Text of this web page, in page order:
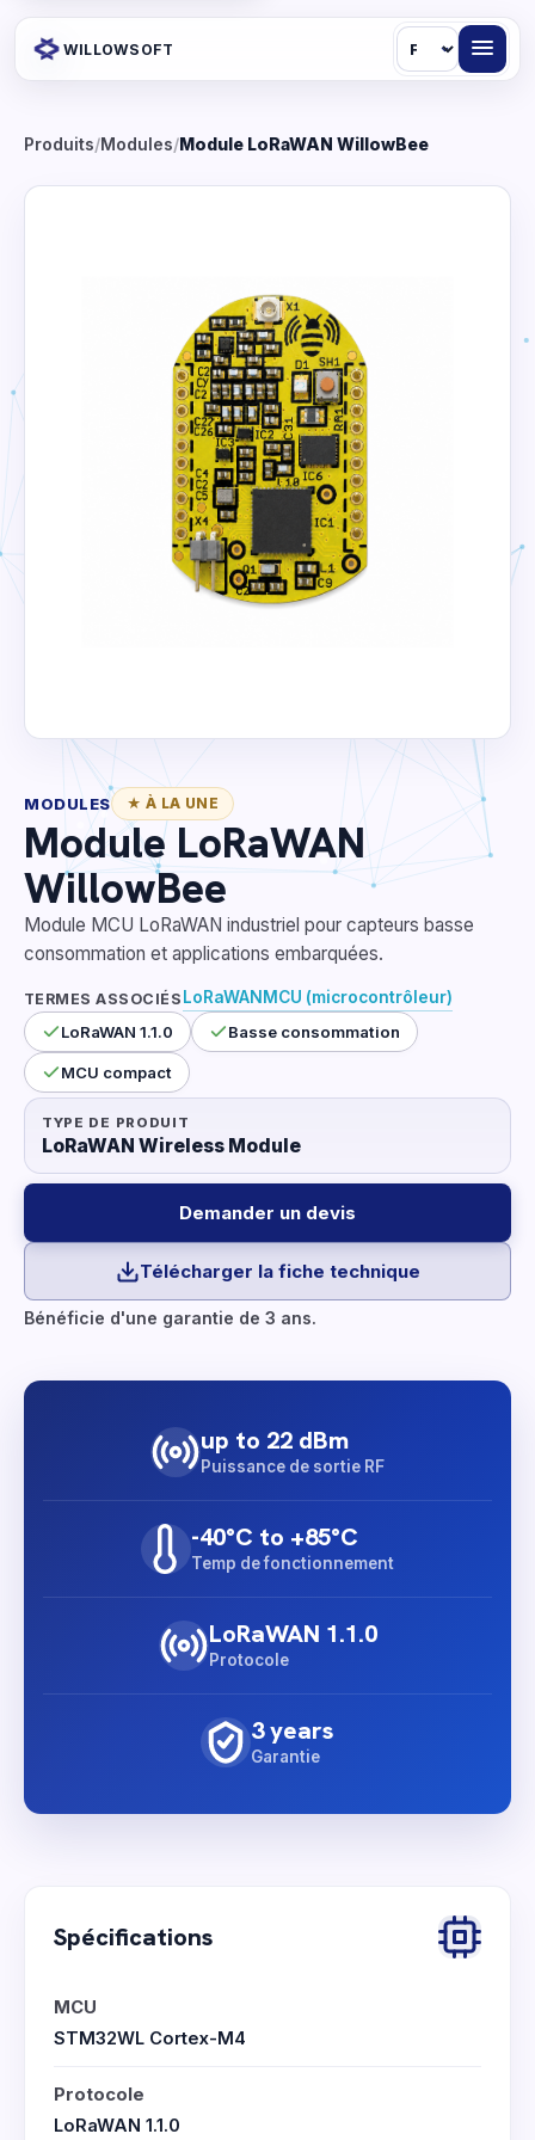
WILLOWSOFT Langue
Produits/Modules/Module LoRaWAN WillowBee
MODULES ★ À LA UNE
Module LoRaWAN
WillowBee
Module MCU LoRaWAN industriel pour capteurs basse
consommation et applications embarquées.
TERMES ASSOCIÉS LoRaWAN MCU (microcontrôleur)
LoRaWAN 1.1.0
Basse consommation
MCU compact
TYPE DE PRODUIT
LoRaWAN Wireless Module
Demander un devis
Télécharger la fiche technique
Bénéficie d'une garantie de 3 ans.
up to 22 dBm
Puissance de sortie RF
-40°C to +85°C
Temp de fonctionnement
LoRaWAN 1.1.0
Protocole
3 years
Garantie
Spécifications
MCU
STM32WL Cortex-M4
Protocole
LoRaWAN 1.1.0